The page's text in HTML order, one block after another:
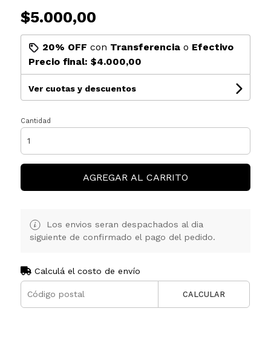
$5.000,00
20% OFF con Transferenciao Efectivo
Precio final: $4.000,00
Ver cuotas y descuentos
Cantidad
AGREGAR AL CARRITO
Los envios seran despachados al dia
siguiente de confirmado el pago del pedido.
Calculá el costo de envío
CALCULAR